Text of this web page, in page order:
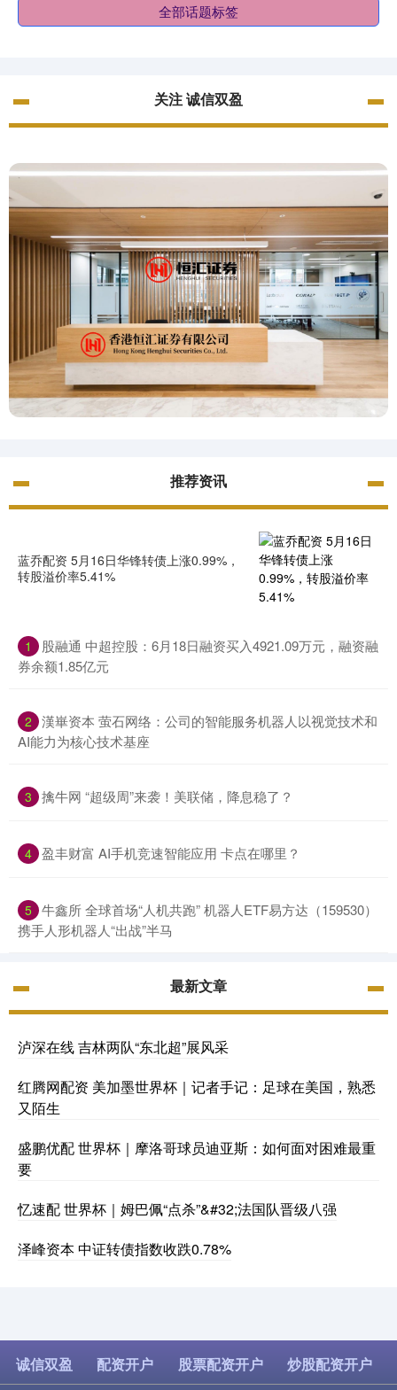
全部话题标签
关注 诚信双盈
推荐资讯
蓝乔配资 5月16日华锋转债上涨0.99%，
转股溢价率5.41%
1
股融通 中超控股：6月18日融资买入4921.09万元，融资融
券余额1.85亿元
2 漢崋资本 萤石网络：公司的智能服务机器人以视觉技术和
AI能力为核心技术基座
3 擒牛网 “超级周”来袭！美联储，降息稳了？
4 盈丰财富 AI手机竞速智能应用 卡点在哪里？
5 牛鑫所 全球首场“人机共跑” 机器人ETF易方达（159530）
携手人形机器人“出战”半马
最新文章
泸深在线 吉林两队“东北超”展风采
红腾网配资 美加墨世界杯｜记者手记：足球在美国，熟悉
又陌生
盛鹏优配 世界杯｜摩洛哥球员迪亚斯：如何面对困难最重
要
忆速配 世界杯｜姆巴佩“点杀”&#32;法国队晋级八强
泽峰资本 中证转债指数收跌0.78%
诚信双盈 配资开户 股票配资开户 炒股配资开户